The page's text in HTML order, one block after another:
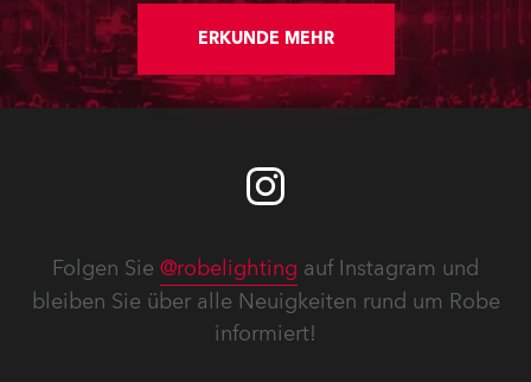
ERKUNDE MEHR
Folgen Sie @robelighting auf Instagram und
bleiben Sie über alle Neuigkeiten rund um Robe
informiert!